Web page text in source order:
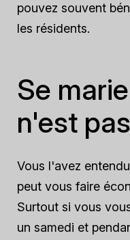
pouvez souvent
les résidents.
Se
n'est
Vous l'avez
peut vous faire
Surtout si vous
un samedi et